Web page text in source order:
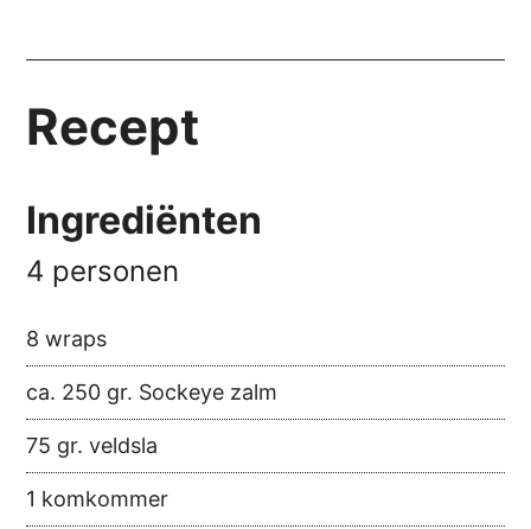
Recept
Ingrediënten
4 personen
8 wraps
ca. 250 gr. Sockeye zalm
75 gr. veldsla
1 komkommer